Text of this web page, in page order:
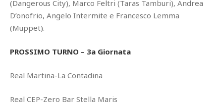
(Dangerous City), Marco Feltri (Taras Tamburi), Andrea
D’onofrio, Angelo Intermite e Francesco Lemma
(Muppet).
PROSSIMO TURNO – 3a Giornata
Real Martina-La Contadina
Real CEP-Zero Bar Stella Maris